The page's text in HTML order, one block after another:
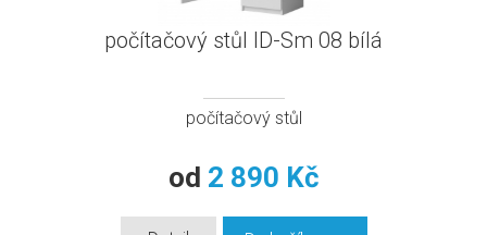
počítačový stůl ID-Sm 08 bílá
počítačový stůl
od 2 890 Kč